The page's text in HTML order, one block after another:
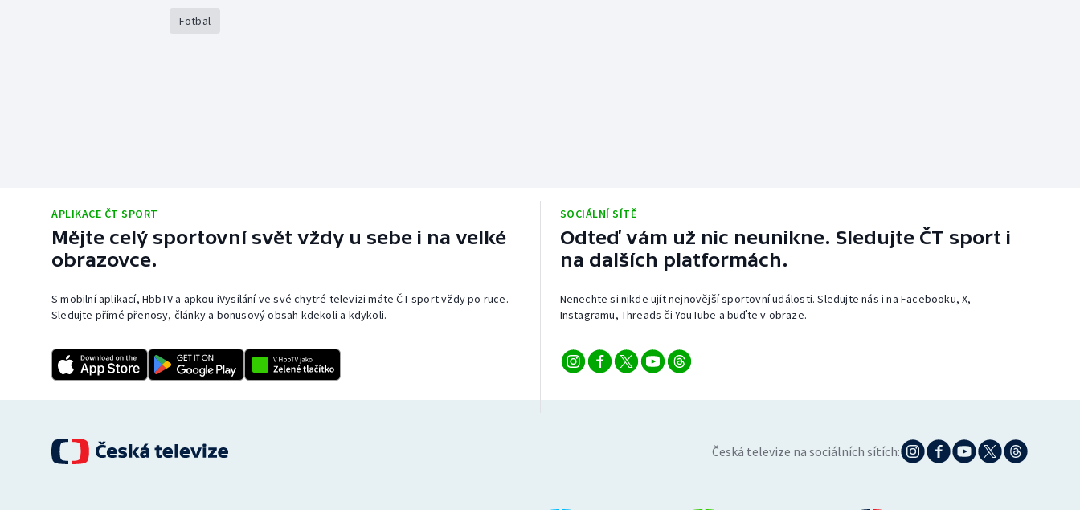
Fotbal
APLIKACE ČT SPORT
Mějte celý sportovní svět vždy u sebe i na velké
obrazovce.
S mobilní aplikací, HbbTV a apkou iVysílání ve své chytré televizi máte ČT sport vždy po ruce.
Sledujte přímé přenosy, články a bonusový obsah kdekoli a kdykoli.
SOCIÁLNÍ SÍTĚ
Odteď vám už nic neunikne. Sledujte ČT sport i
na dalších platformách.
Nenechte si nikde ujít nejnovější sportovní události. Sledujte nás i na Facebooku, X,
Instagramu, Threads či YouTube a buďte v obraze.
Česká televize na sociálních sítích: